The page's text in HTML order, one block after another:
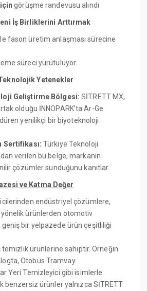
görüşme randevusu alındı
İş Birliklerini Arttırmak
fason üretim anlaşması sürecine
süreci yürütülüyor.
Yetenekler
Geliştirme Bölgesi:SİTRETT MX,
olduğu İNNOPARK’ta Ar-Ge
yenilikçi bir biyoteknoloji
Sertifikası: Türkiye Teknoloji
verilen bu belge, markanın
çözümler sunduğunu kanıtlar.
ve Katma Değer
endüstriyel çözümlere,
yönelik ürünlerden otomotiv
bir yelpazede ürün çeşitliliği
ürünlerine sahiptir. Örneğin
Otobüs Tramvay
Yeri Temizleyici gibi isimlerle
benzersiz ürünler yalnızca SİTRETT